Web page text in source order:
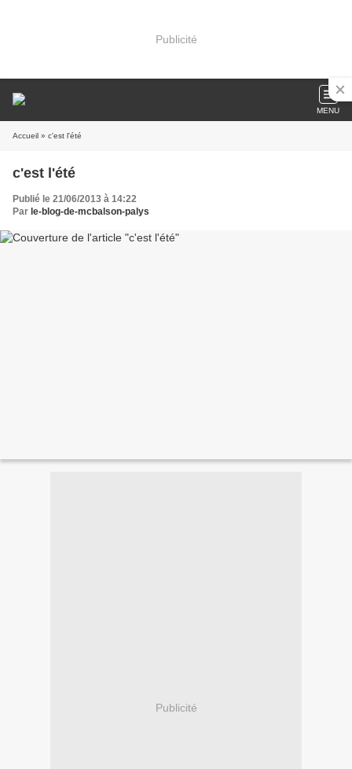
Publicité
MENU
Accueil » c'est l'été
c'est l'été
Publié le 21/06/2013 à 14:22
Par le-blog-de-mcbalson-palys
Publicité